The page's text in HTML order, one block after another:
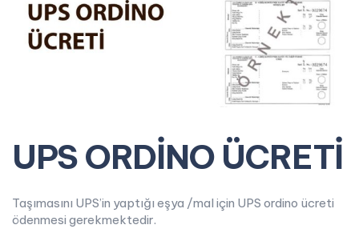
UPS ORDİNO ÜCRETİ
Taşımasını UPS’in yaptığı eşya /mal için UPS ordino ücreti
ödenmesi gerekmektedir.